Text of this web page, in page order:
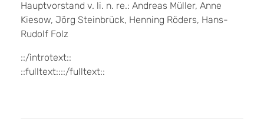
Hauptvorstand v. li. n. re.: Andreas Müller, Anne
Kiesow, Jörg Steinbrück, Henning Röders, Hans-
Rudolf Folz
::/introtext::
::fulltext::::/fulltext::